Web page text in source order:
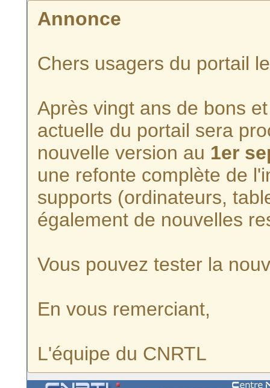
Annonce
Chers usagers du portail
Après vingt ans de bons
actuelle du portail sera
nouvelle version au 1er
une refonte complète de
supports (ordinateurs,
également de nouvelles
Vous pouvez tester la
En vous remerciant,
L'équipe du CNRTL